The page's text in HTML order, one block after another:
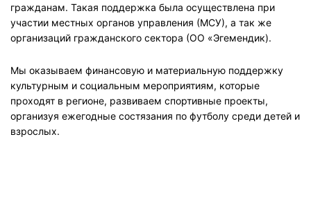
гражданам. Такая поддержка была осуществлена при
участии местных органов управления (МСУ), а так же
организаций гражданского сектора (ОО «Эгемендик).
Мы оказываем финансовую и материальную поддержку
культурным и социальным мероприятиям, которые
проходят в регионе, развиваем спортивные проекты,
организуя ежегодные состязания по футболу среди детей и
взрослых.